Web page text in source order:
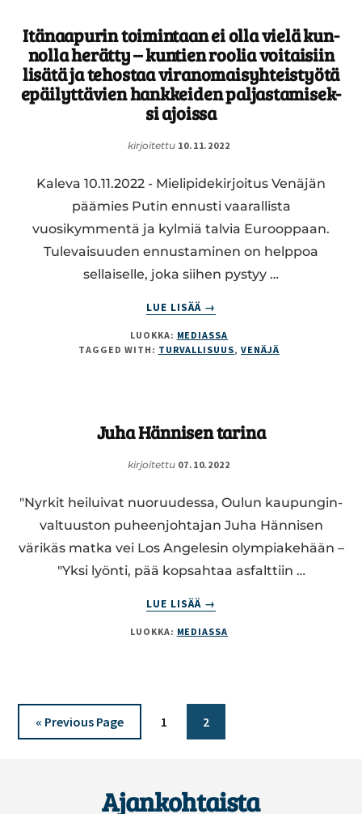
ESTEISTÄ.”
Itä­naa­pu­rin toi­min­taan ei olla vielä kun­
nol­la herätty – kuntien roolia voi­tai­siin
lisätä ja te­hos­taa vi­ran­omais­yh­teis­työ­tä
epäi­lyt­tä­vien hank­kei­den pal­jas­ta­mi­sek­
si ajoissa
kirjoitettu 10.11.2022
Kaleva 10.11.2022 - Mielipidekirjoitus Venäjän
päämies Putin ennusti vaarallista
vuosikymmentä ja kylmiä talvia Eurooppaan.
Tulevaisuuden ennustaminen on helppoa
sellaiselle, joka siihen pystyy …
LUE LISÄÄ
ABOUT
NAA­
PU­
TAAN
OLLA
KUN­
NOL­
HERÄTTY
–
ROOLIA
HOS­
OMAIS­
→
LUOKKA: MEDIASSA
TAGGED WITH: TURVALLISUUS,VENÄJÄ
Juha Hännisen tarina
kirjoitettu 07.10.2022
"Nyrkit hei­lui­vat nuo­ruu­des­sa, Oulun kau­pun­gin­
val­tuus­ton pu­heen­joh­ta­jan Juha Hän­ni­sen
värikäs matka vei Los An­ge­le­sin olym­pia­ke­hään –
"Yksi lyönti, pää kop­sah­taa as­falt­tiin …
LUE LISÄÄ
ABOUT
HÄNNISEN
→
LUOKKA: MEDIASSA
« Go
to
Previous Page
Go
1
Go
to
2
Ajankohtaista